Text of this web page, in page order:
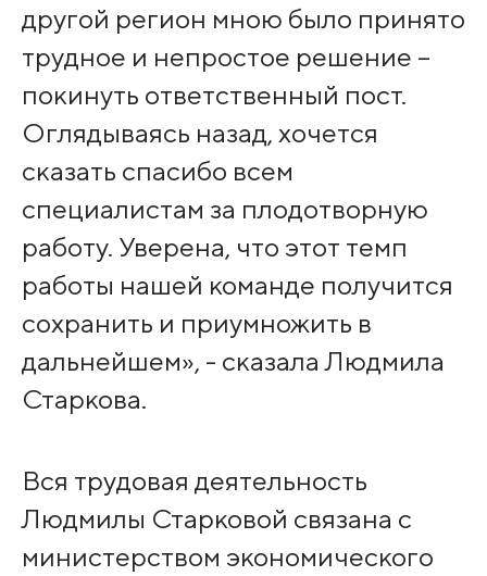
другой регион мною было принято
трудное и непростое решение –
покинуть ответственный пост.
Оглядываясь назад, хочется
сказать спасибо всем
специалистам за плодотворную
работу. Уверена, что этот темп
работы нашей команде получится
сохранить и приумножить в
дальнейшем», - сказала Людмила
Старкова.
Вся трудовая деятельность
Людмилы Старковой связана с
министерством экономического